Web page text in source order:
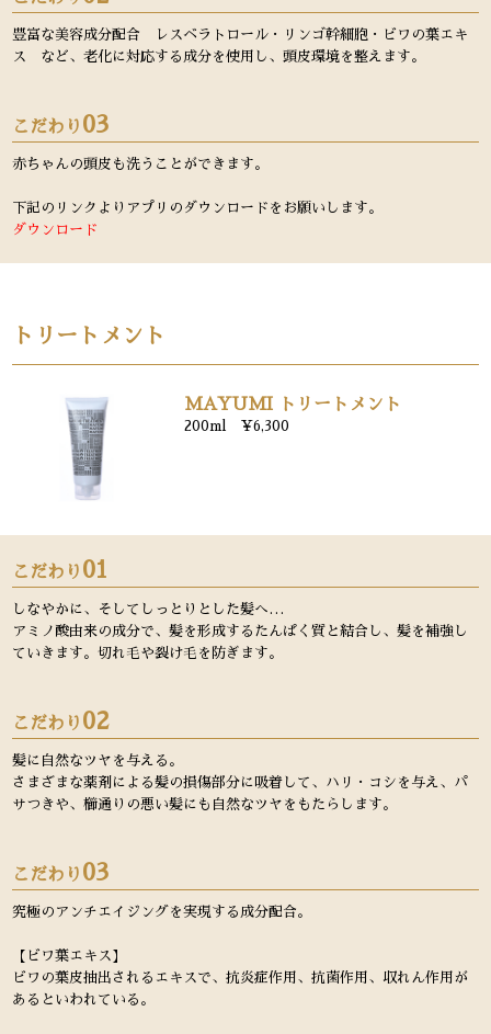
豊富な美容成分配合 レスベラトロール・リンゴ幹細胞・ビワの葉エキ
ス など、老化に対応する成分を使用し、頭皮環境を整えます。
こだわり 03
赤ちゃんの頭皮も洗うことができます。
下記のリンクよりアプリのダウンロードをお願いします。
ダウンロード
トリートメント
MAYUMI トリートメント
200ml ¥6,300
こだわり 01
しなやかに、そしてしっとりとした髪へ…
アミノ酸由来の成分で、髪を形成するたんぱく質と結合し、髪を補強し
ていきます。切れ毛や裂け毛を防ぎます。
こだわり 02
髪に自然なツヤを与える。
さまざまな薬剤による髪の損傷部分に吸着して、ハリ・コシを与え、パ
サつきや、櫛通りの悪い髪にも自然なツヤをもたらします。
こだわり 03
究極のアンチエイジングを実現する成分配合。
【ビワ葉エキス】
ビワの葉皮抽出されるエキスで、抗炎症作用、抗菌作用、収れん作用が
あるといわれている。